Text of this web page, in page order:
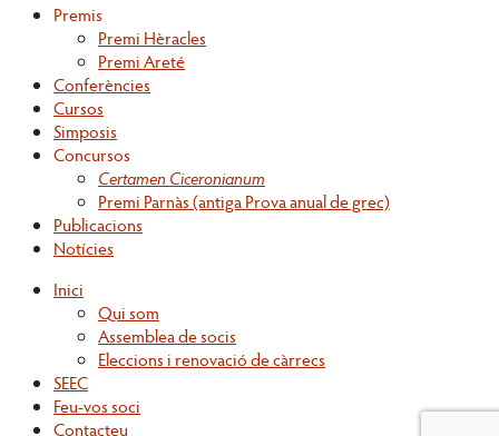
Premis
Premi Hèracles
Premi Areté
Conferències
Cursos
Simposis
Concursos
Certamen Ciceronianum
Premi Parnàs (antiga Prova anual de grec)
Publicacions
Notícies
Inici
Qui som
Assemblea de socis
Eleccions i renovació de càrrecs
SEEC
Feu-vos soci
Contacteu